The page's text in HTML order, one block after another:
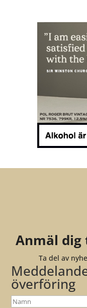
Anmäl
Ta del av
överföring